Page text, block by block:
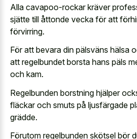
Alla cavapoo-rockar kräver
sjätte till åttonde vecka för att
förvirring.
För att bevara din pälsväns hälsa
att regelbundet borsta hans päls
och kam.
Regelbunden borstning hjälper
fläckar och smuts på ljusfärgade
grädde.
Förutom regelbunden skötsel bör